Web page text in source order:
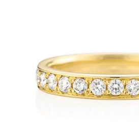
ブランド
カテゴリー